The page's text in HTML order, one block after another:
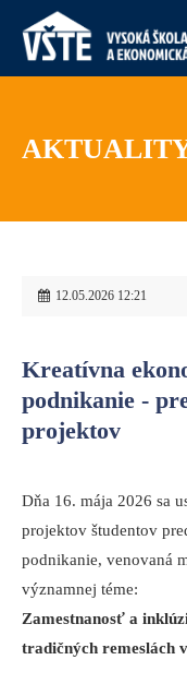
12.05.2026 12:21
Kreatívna
podnikanie -
projektov
Dňa 16. mája 2026 sa
projektov študentov
podnikanie, venovaná
významnej téme:
Zamestnanosť a
tradičných remeslách